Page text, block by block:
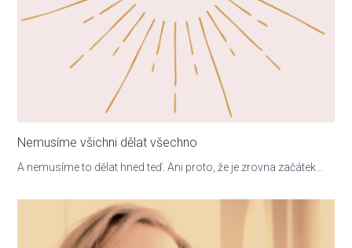
Nemusíme všichni dělat všechno
A nemusíme to dělat hned teď. Ani proto, že je zrovna začátek…